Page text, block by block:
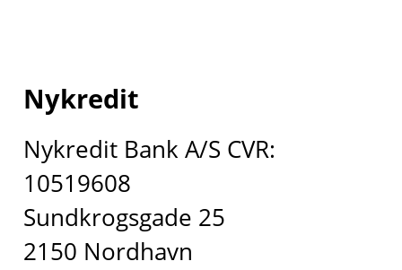
Nykredit
Nykredit Bank A/S CVR:
10519608
Sundkrogsgade 25
2150 Nordhavn